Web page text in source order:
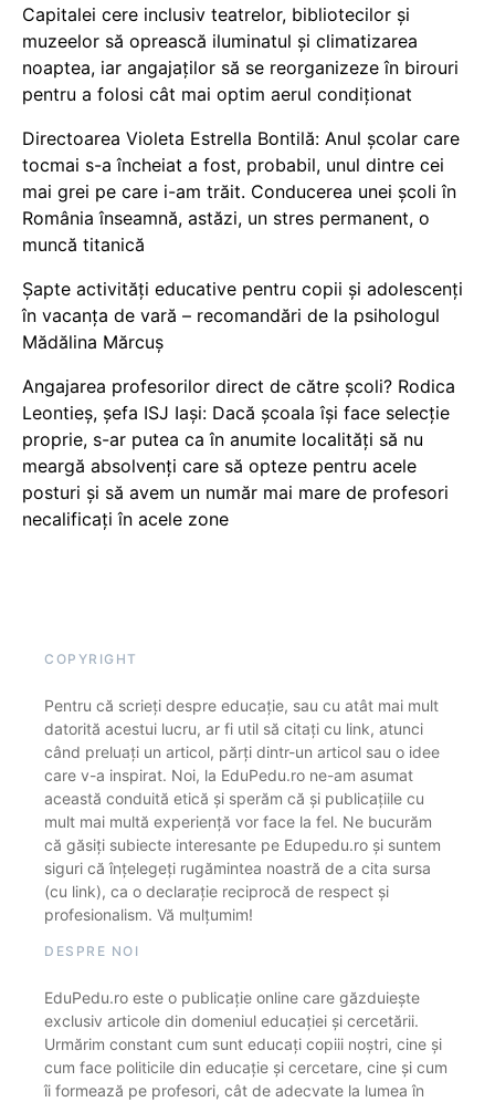
Capitalei cere inclusiv teatrelor, bibliotecilor și
muzeelor să oprească iluminatul și climatizarea
noaptea, iar angajaților să se reorganizeze în birouri
pentru a folosi cât mai optim aerul condiționat
Directoarea Violeta Estrella Bontilă: Anul școlar care
tocmai s-a încheiat a fost, probabil, unul dintre cei
mai grei pe care i-am trăit. Conducerea unei școli în
România înseamnă, astăzi, un stres permanent, o
muncă titanică
Șapte activități educative pentru copii și adolescenți
în vacanța de vară – recomandări de la psihologul
Mădălina Mărcuș
Angajarea profesorilor direct de către școli? Rodica
Leontieș, șefa ISJ Iași: Dacă școala își face selecție
proprie, s-ar putea ca în anumite localități să nu
meargă absolvenți care să opteze pentru acele
posturi și să avem un număr mai mare de profesori
necalificați în acele zone
COPYRIGHT
Pentru că scrieți despre educație, sau cu atât mai mult
datorită acestui lucru, ar fi util să citați cu link, atunci
când preluați un articol, părți dintr-un articol sau o idee
care v-a inspirat. Noi, la EduPedu.ro ne-am asumat
această conduită etică și sperăm că și publicațiile cu
mult mai multă experiență vor face la fel. Ne bucurăm
că găsiți subiecte interesante pe Edupedu.ro și suntem
siguri că înțelegeți rugămintea noastră de a cita sursa
(cu link), ca o declarație reciprocă de respect și
profesionalism. Vă mulțumim!
DESPRE NOI
EduPedu.ro este o publicație online care găzduiește
exclusiv articole din domeniul educației și cercetării.
Urmărim constant cum sunt educați copiii noștri, cine și
cum face politicile din educație și cercetare, cine și cum
îi formează pe profesori, cât de adecvate la lumea în